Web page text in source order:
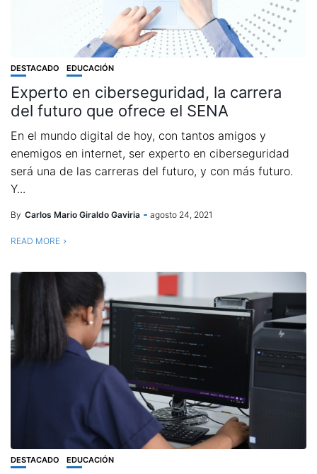
DESTACADO EDUCACIÓN
Experto en ciberseguridad, la carrera
del futuro que ofrece el SENA
En el mundo digital de hoy, con tantos amigos y
enemigos en internet, ser experto en ciberseguridad
será una de las carreras del futuro, y con más futuro.
Y...
By Carlos Mario Giraldo Gaviria agosto 24, 2021
READ MORE
DESTACADO EDUCACIÓN